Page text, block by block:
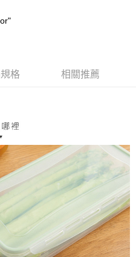
款」的支付方式。 讓您購物簡單
簡訊。
此簡訊中的連結，可透過四大超商／
，方視為交易完成。
繳費，但若您需要取消訂單，請聯絡
單仍視為有效，需透過AFTEE先享
」之結帳頁面顯示為準，若有關於
相關疑問，請聯繫「AFTEE先享後付
support/home
「AFTEE先享後付」服務完成之交
料，並將交易相關給付款項請求債
格 相關推薦